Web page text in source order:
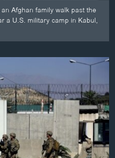
Afghan family walk past the
a U.S. military camp in Kabul,